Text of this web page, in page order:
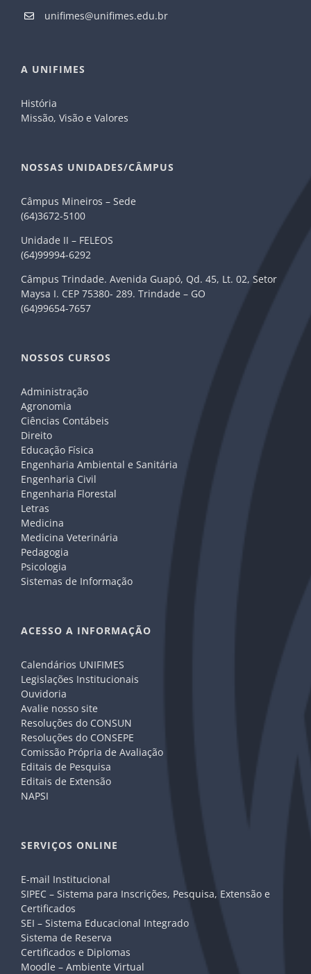
unifimes@unifimes.edu.br
A UNIFIMES
História
Missão, Visão e Valores
NOSSAS UNIDADES/CÂMPUS
Câmpus Mineiros – Sede
(64)3672-5100
Unidade II – FELEOS
(64)99994-6292
Câmpus Trindade. Avenida Guapó, Qd. 45, Lt. 02, Setor
Maysa I. CEP 75380- 289. Trindade – GO
(64)99654-7657
NOSSOS CURSOS
Administração
Agronomia
Ciências Contábeis
Direito
Educação Física
Engenharia Ambiental e Sanitária
Engenharia Civil
Engenharia Florestal
Letras
Medicina
Medicina Veterinária
Pedagogia
Psicologia
Sistemas de Informação
ACESSO A INFORMAÇÃO
Calendários UNIFIMES
Legislações Institucionais
Ouvidoria
Avalie nosso site
Resoluções do CONSUN
Resoluções do CONSEPE
Comissão Própria de Avaliação
Editais de Pesquisa
Editais de Extensão
NAPSI
SERVIÇOS ONLINE
E-mail Institucional
SIPEC – Sistema para Inscrições, Pesquisa, Extensão e
Certificados
SEI – Sistema Educacional Integrado
Sistema de Reserva
Certificados e Diplomas
Moodle – Ambiente Virtual